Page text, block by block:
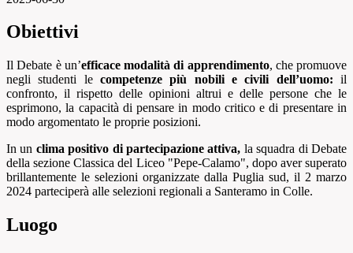
Obiettivi
Il Debate è un’efficace modalità di apprendimento, che promuove
negli studenti le competenze più nobili e civili dell’uomo: il
confronto, il rispetto delle opinioni altrui e delle persone che le
esprimono, la capacità di pensare in modo critico e di presentare in
modo argomentato le proprie posizioni.
In un clima positivo di partecipazione attiva, la squadra di Debate
della sezione Classica del Liceo "Pepe-Calamo", dopo aver superato
brillantemente le selezioni organizzate dalla Puglia sud, il 2 marzo
2024 parteciperà alle selezioni regionali a Santeramo in Colle.
Luogo